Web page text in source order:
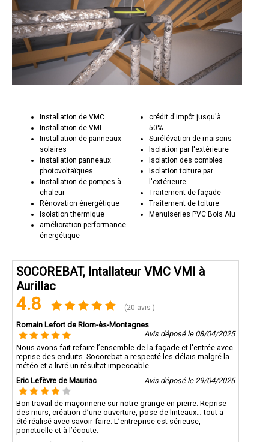
Installation de VMC
Installation de VMI
Installation de panneaux
solaires
Installation panneaux
photovoltaïques
Installation de pompes à
chaleur
Rénovation énergétique
Isolation thermique
amélioration performance
énergétique
crédit d'impôt jusqu'à
50%
Surélévation de maisons
Isolation par l'extérieure
Isolation des combles
Isolation toiture par
l'extérieure
Traitement de façade
Traitement de toiture
Menuiseries PVC Bois Alu
SOCOREBAT, Intallateur VMC VMI à
Aurillac
4.8 (20 avis )
Romain Lefort de Riom-ès-Montagnes
Avis déposé le 08/04/2025
Nous avons fait refaire l’ensemble de la façade et l'entrée avec
reprise des enduits. Socorebat a respecté les délais malgré la
météo et a livré un résultat impeccable.
Eric Lefèvre de Mauriac
Avis déposé le 29/04/2025
Bon travail de maçonnerie sur notre grange en pierre. Reprise
des murs, création d’une ouverture, pose de linteaux… tout a
été réalisé avec savoir-faire. L’entreprise est sérieuse,
ponctuelle et à l’écoute.